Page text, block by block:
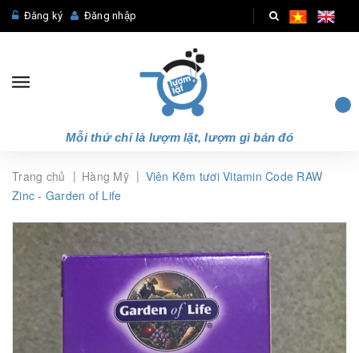
Đăng ký Đăng nhập
Mỗi thứ chỉ là lượm lặt, lượm gì bán đó
Trang chủ | Hàng Mỹ | Viên Kẽm tươi Vitamin Code RAW
Zinc - Garden of Life